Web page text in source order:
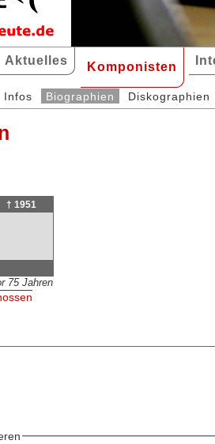
Aktuelles Komponisten
Infos Biographien Diskographien
† 1951
75 Jahren